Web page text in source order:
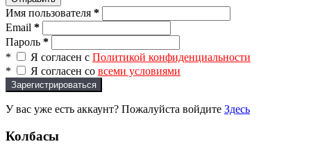
Имя пользователя *
Email *
Пароль *
*
Я согласен с Политикой конфиденциальности
*
Я согласен со всеми условиями
Зарегистрироваться
У вас уже есть аккаунт? Пожалуйста войдите Здесь
Колбасы